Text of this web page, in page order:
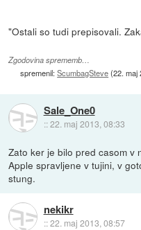
"Ostali so tudi prepisovali.
Zgodovina sprememb…
spremenil:ScumbagSteve(22. maj
Sale_One0
::22. maj 2013, 08:33
Zato ker je bilo pred casom v
Apple spravljene v tujini, v
stung.
nekikr
::22. maj 2013, 08:57